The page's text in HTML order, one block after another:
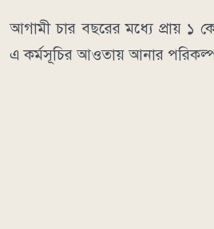
আগামী চার বছরের মধ্যে প্রায় ১
এ কর্মসূচির আওতায় আনার